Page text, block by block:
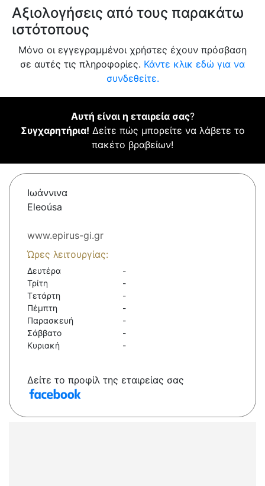
Αξιολογήσεις από τους παρακάτω
ιστότοπους
Μόνο οι εγγεγραμμένοι χρήστες έχουν πρόσβαση
σε αυτές τις πληροφορίες. Κάντε κλικ εδώ για να
συνδεθείτε.
Αυτή είναι η εταιρεία σας?
Συγχαρητήρια! Δείτε πώς μπορείτε να λάβετε το
πακέτο βραβείων!
Ιωάννινα
Eleoúsa
www.epirus-gi.gr
Ώρες λειτουργίας:
Δευτέρα
-
Τρίτη
-
Τετάρτη
-
Πέμπτη
-
Παρασκευή
-
Σάββατο
-
Κυριακή
-
Δείτε το προφίλ της εταιρείας σας